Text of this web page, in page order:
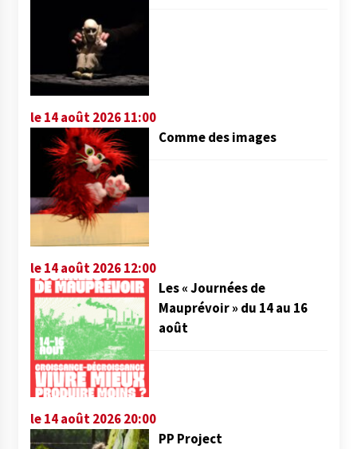
le 14 août 2026 11:00
Comme des images
le 14 août 2026 12:00
Les « Journées de
Mauprévoir » du 14 au 16
août
le 14 août 2026 20:00
PP Project